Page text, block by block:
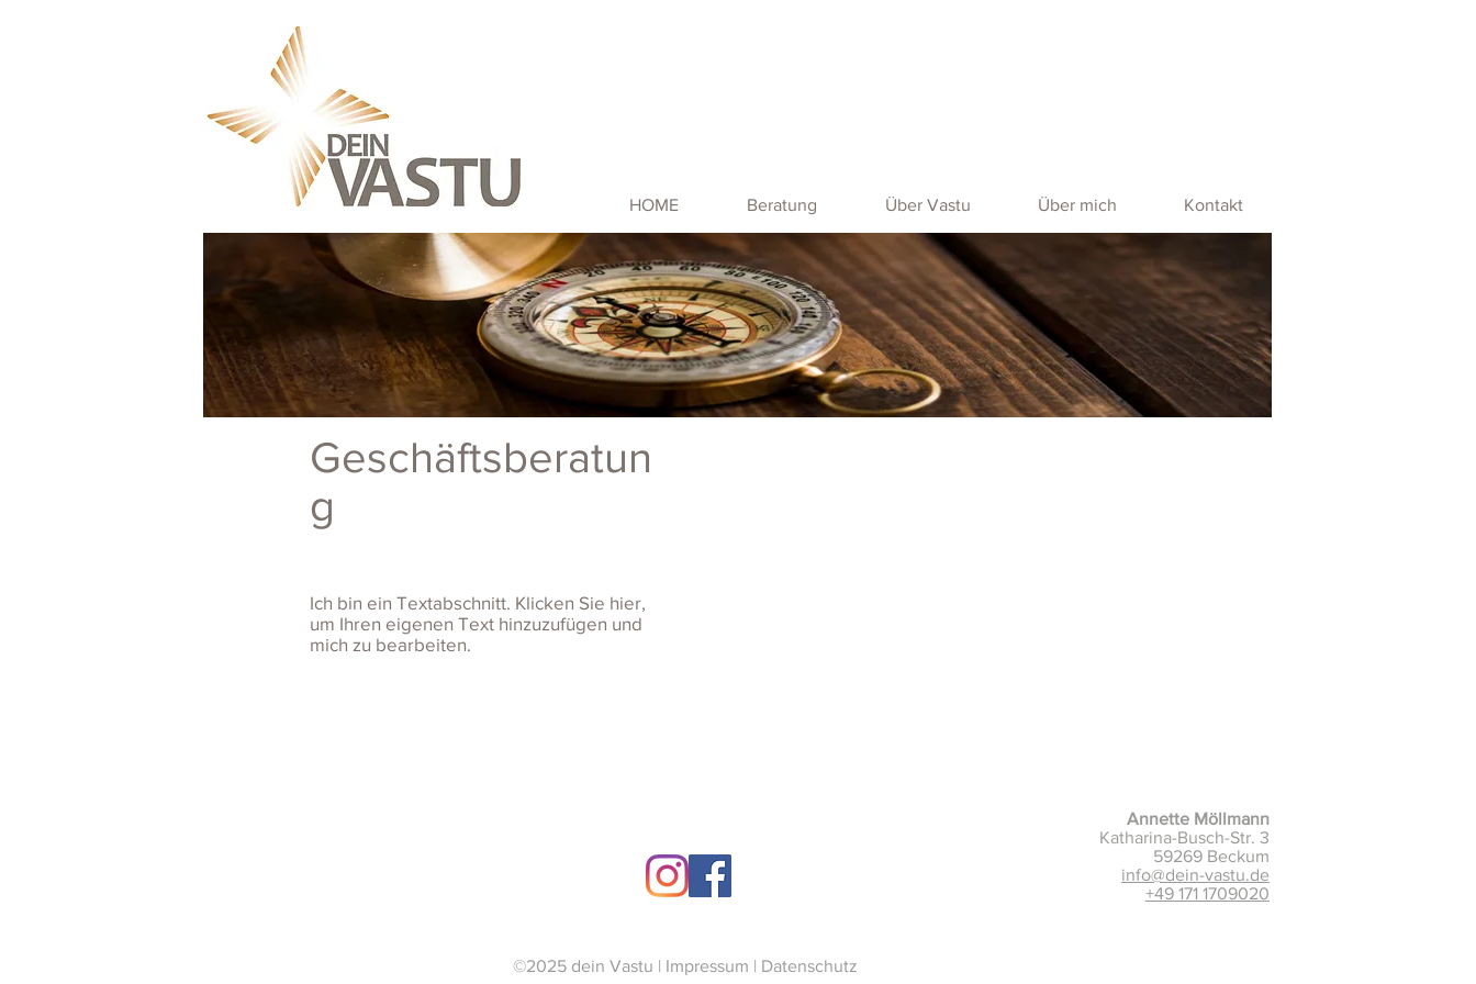
HOME Beratung Über Vastu Über mich Kontakt
Geschäftsberatun
g
Ich bin ein Textabschnitt. Klicken Sie hier,
um Ihren eigenen Text hinzuzufügen und
mich zu bearbeiten.
Annette Möllmann
Katharina-Busch-Str. 3
59269 Beckum
info@dein-vastu.de
+49 171 1709020
©2025 dein Vastu | Impressum | Datenschutz